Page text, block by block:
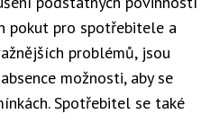
pokut pro spotřebitele a
problémů, jsou
možnosti, aby se
Spotřebitel se také